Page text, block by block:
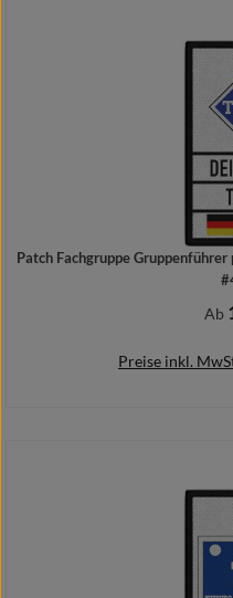
Patch Fachgruppe
Ab
Preise inkl.